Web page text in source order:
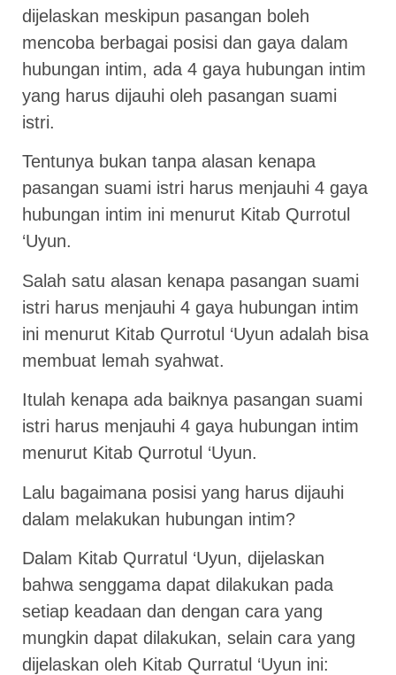
dijelaskan meskipun pasangan boleh
mencoba berbagai posisi dan gaya dalam
hubungan intim, ada 4 gaya hubungan intim
yang harus dijauhi oleh pasangan suami
istri.
Tentunya bukan tanpa alasan kenapa
pasangan suami istri harus menjauhi 4 gaya
hubungan intim ini menurut Kitab Qurrotul
‘Uyun.
Salah satu alasan kenapa pasangan suami
istri harus menjauhi 4 gaya hubungan intim
ini menurut Kitab Qurrotul ‘Uyun adalah bisa
membuat lemah syahwat.
Itulah kenapa ada baiknya pasangan suami
istri harus menjauhi 4 gaya hubungan intim
menurut Kitab Qurrotul ‘Uyun.
Lalu bagaimana posisi yang harus dijauhi
dalam melakukan hubungan intim?
Dalam Kitab Qurratul ‘Uyun, dijelaskan
bahwa senggama dapat dilakukan pada
setiap keadaan dan dengan cara yang
mungkin dapat dilakukan, selain cara yang
dijelaskan oleh Kitab Qurratul ‘Uyun ini: